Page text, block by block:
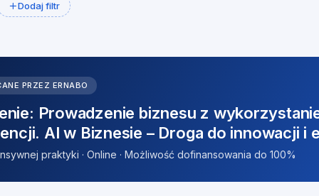
Dodaj filtr
PRZEZ ERNABO
Prowadzenie biznesu z
AI w Biznesie – Droga do innowacji i
praktyki · Online · Możliwość dofinansowania do 100%